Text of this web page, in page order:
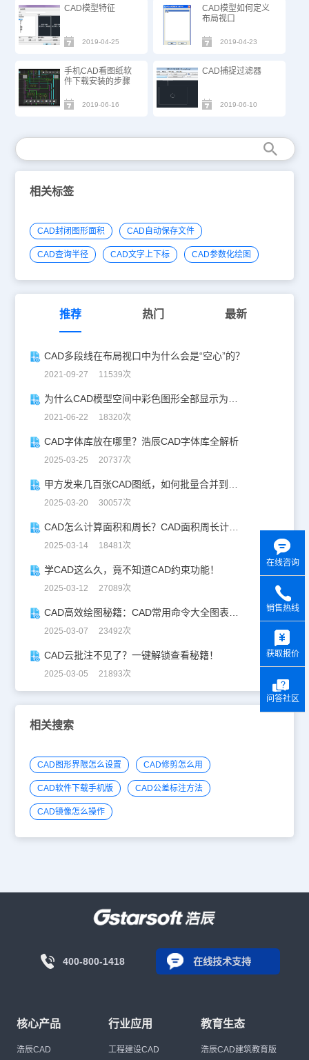
CAD模型特征
2019-04-25
CAD模型如何定义
布局视口
2019-04-23
手机CAD看图纸软
件下载安装的步骤
2019-06-16
CAD捕捉过滤器
2019-06-10
相关标签
CAD封闭图形面积 CAD自动保存文件
CAD查询半径 CAD文字上下标 CAD参数化绘图
推荐 热门 最新
CAD多段线在布局视口中为什么会是“空心”的？
2021-09-27 11539次
为什么CAD模型空间中彩色图形全部显示为白色？
2021-06-22 18320次
CAD字体库放在哪里？浩辰CAD字体库全解析
2025-03-25 20737次
甲方发来几百张CAD图纸，如何批量合并到一张设计图中？
2025-03-20 30057次
CAD怎么计算面积和周长？CAD面积周长计算全攻略
2025-03-14 18481次
学CAD这么久，竟不知道CAD约束功能！
2025-03-12 27089次
CAD高效绘图秘籍：CAD常用命令大全图表珍藏版
2025-03-07 23492次
CAD云批注不见了？一键解锁查看秘籍！
2025-03-05 21893次
相关搜索
CAD图形界限怎么设置 CAD修剪怎么用
CAD软件下载手机版 CAD公差标注方法
CAD镜像怎么操作
400-800-1418 在线技术支持
核心产品
浩辰CAD
行业应用
工程建设CAD
教育生态
浩辰CAD建筑教育版
在线咨询
销售热线
获取报价
问答社区